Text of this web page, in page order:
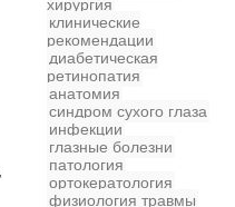
хирургия
клинические
рекомендации
диабетическая
ретинопатия
анатомия
синдром сухого глаза
инфекции
глазные болезни
патология
ортокератология
физиология травмы